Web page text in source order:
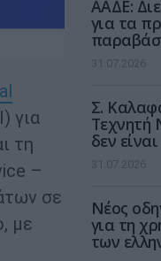
για
τη
–
σε
με
ΑΑΔΕ:
για τα
31.07.2026
Σ.
Τεχνητή
δεν
νέα
μια νέα
31.07.2026
Νέος
για τη
των